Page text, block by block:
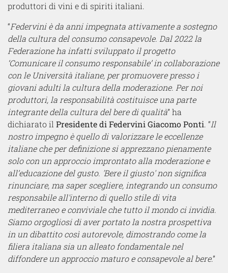
produttori di vini e di spiriti italiani.
“Federvini è da anni impegnata attivamente a sostegno
della cultura del consumo consapevole. Dal 2022 la
Federazione ha infatti sviluppato il progetto
‘Comunicare il consumo responsabile’ in collaborazione
con le Università italiane, per promuovere presso i
giovani adulti la cultura della moderazione. Per noi
produttori, la responsabilità costituisce una parte
integrante della cultura del bere di qualità” ha
dichiarato il Presidente di Federvini Giacomo Ponti. “Il
nostro impegno è quello di valorizzare le eccellenze
italiane che per definizione si apprezzano pienamente
solo con un approccio improntato alla moderazione e
all’educazione del gusto. 'Bere il giusto' non significa
rinunciare, ma saper scegliere, integrando un consumo
responsabile all'interno di quello stile di vita
mediterraneo e conviviale che tutto il mondo ci invidia.
Siamo orgogliosi di aver portato la nostra prospettiva
in un dibattito così autorevole, dimostrando come la
filiera italiana sia un alleato fondamentale nel
diffondere un approccio maturo e consapevole al bere.”